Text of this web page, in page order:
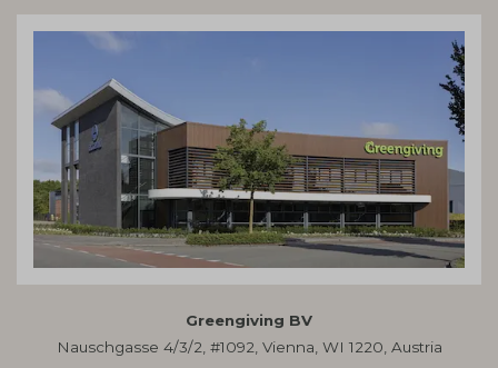
Greengiving BV
Nauschgasse 4/3/2, #1092, Vienna, WI 1220, Austria